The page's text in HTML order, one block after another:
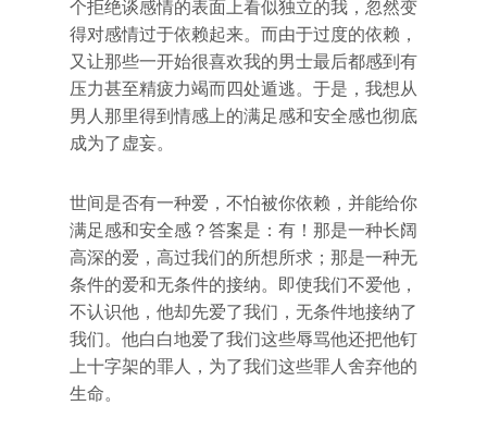
个拒绝谈感情的表面上看似独立的我，忽然变
得对感情过于依赖起来。而由于过度的依赖，
又让那些一开始很喜欢我的男士最后都感到有
压力甚至精疲力竭而四处遁逃。于是，我想从
男人那里得到情感上的满足感和安全感也彻底
成为了虚妄。
世间是否有一种爱，不怕被你依赖，并能给你
满足感和安全感？答案是：有！那是一种长阔
高深的爱，高过我们的所想所求；那是一种无
条件的爱和无条件的接纳。即使我们不爱他，
不认识他，他却先爱了我们，无条件地接纳了
我们。他白白地爱了我们这些辱骂他还把他钉
上十字架的罪人，为了我们这些罪人舍弃他的
生命。